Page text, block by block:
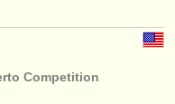
Competition